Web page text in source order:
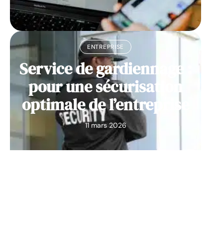
ENTREPRISE
Service de gardiennage :
pour une sécurisation
optimale de l’entreprise
11 mars 2026